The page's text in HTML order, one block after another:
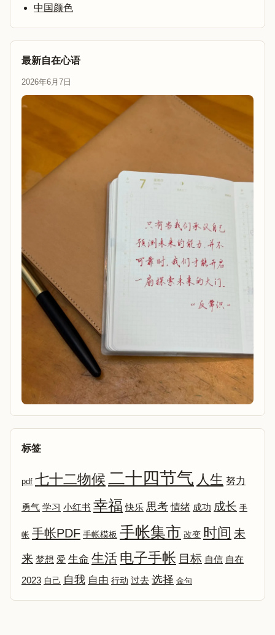
中国颜色
最新自在心语
2026年6月7日
标签
pdf 七十二物候二十四节气 人生 努力
勇气 学习 小红书 幸福 快乐 思考 情绪 成功 成长 手
帐 手帐PDF 手帐模板 手帐集市 改变 时间 未
来 梦想 爱 生命 生活 电子手帐 目标 自信 自在
2023 自己 自我 自由 行动 过去 选择 金句